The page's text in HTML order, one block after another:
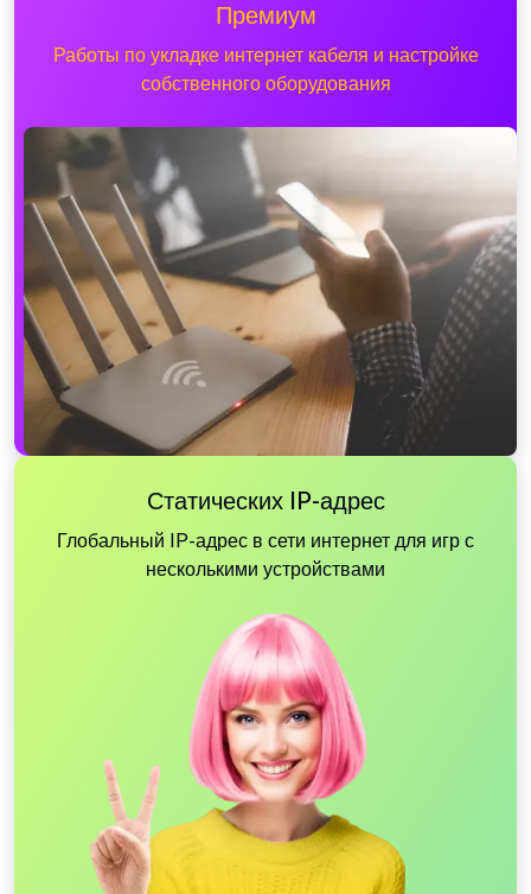
Премиум
Работы по укладке интернет кабеля и настройке
собственного оборудования
Статических IP-адрес
Глобальный IP-адрес в сети интернет для игр с
несколькими устройствами